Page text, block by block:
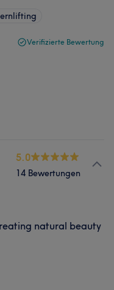
Verifizierte Bewertung
5.0
14 Bewertungen
natural beauty